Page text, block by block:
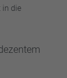
in die